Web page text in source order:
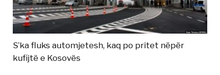
S’ka fluks automjetesh, kaq po pritet nëpër
kufijtë e Kosovës